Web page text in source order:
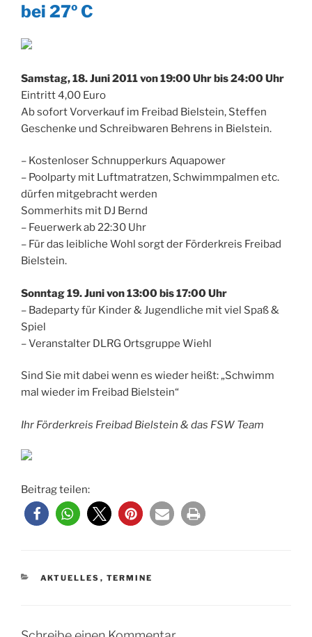
bei 27º C
Samstag, 18. Juni 2011 von 19:00 Uhr bis 24:00 Uhr
Eintritt 4,00 Euro
Ab sofort Vorverkauf im Freibad Bielstein, Steffen
Geschenke und Schreibwaren Behrens in Bielstein.
– Kostenloser Schnupperkurs Aquapower
– Poolparty mit Luftmatratzen, Schwimmpalmen etc.
dürfen mitgebracht werden
Sommerhits mit DJ Bernd
– Feuerwerk ab 22:30 Uhr
– Für das leibliche Wohl sorgt der Förderkreis Freibad
Bielstein.
Sonntag 19. Juni von 13:00 bis 17:00 Uhr
– Badeparty für Kinder & Jugendliche mit viel Spaß &
Spiel
– Veranstalter DLRG Ortsgruppe Wiehl
Sind Sie mit dabei wenn es wieder heißt: „Schwimm
mal wieder im Freibad Bielstein“
Ihr Förderkreis Freibad Bielstein & das FSW Team
Beitrag teilen:
KATEGORIEN
AKTUELLES , TERMINE